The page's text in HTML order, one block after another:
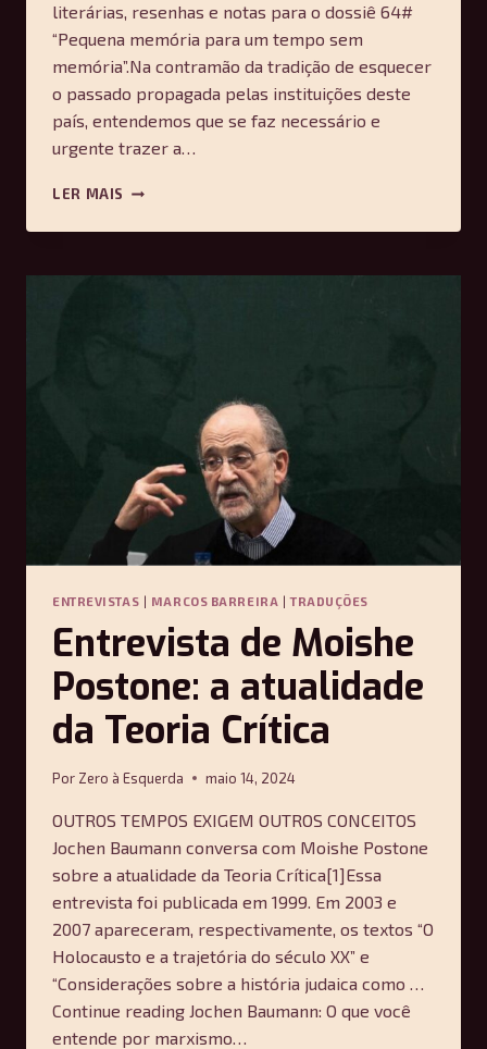
literárias, resenhas e notas para o dossiê 64#
“Pequena memória para um tempo sem
memória”.Na contramão da tradição de esquecer
o passado propagada pelas instituições deste
país, entendemos que se faz necessário e
urgente trazer a…
LER MAIS CHAMADA:
#64
ENTREVISTAS | MARCOS BARREIRA |TRADUÇÕES
Entrevista de Moishe
Postone: a atualidade
da Teoria Crítica
Por Zero à Esquerda maio 14, 2024
OUTROS TEMPOS EXIGEM OUTROS CONCEITOS
Jochen Baumann conversa com Moishe Postone
sobre a atualidade da Teoria Crítica[1]Essa
entrevista foi publicada em 1999. Em 2003 e
2007 apareceram, respectivamente, os textos “O
Holocausto e a trajetória do século XX” e
“Considerações sobre a história judaica como …
Continue reading Jochen Baumann: O que você
entende por marxismo…